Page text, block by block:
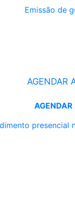
Emissão de
AGENDAR
presencial